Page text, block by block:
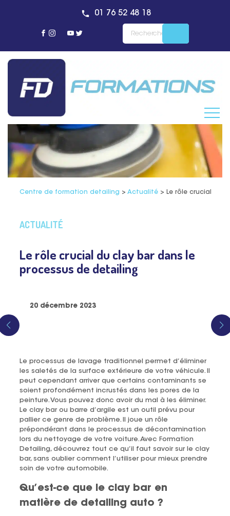
01 76 52 48 18
Centre de formation detailing > Actualité> Le rôle crucial du
ACTUALITÉ
Le rôle crucial du clay bar dans le
processus de detailing
20 décembre 2023
Le processus de lavage traditionnel permet d’éliminer
les saletés de la surface extérieure de votre véhicule. Il
peut cependant arriver que certains contaminants se
soient profondément incrustés dans les pores de la
peinture. Vous pouvez donc avoir du mal à les éliminer.
Le clay bar ou barre d’argile est un outil prévu pour
pallier ce genre de problème. Il joue un rôle
prépondérant dans le processus de décontamination
lors du nettoyage de votre voiture. Avec Formation
Detailing, découvrez tout ce qu’il faut savoir sur le clay
bar, sans oublier comment l’utiliser pour mieux prendre
soin de votre automobile.
Qu’est-ce que le clay bar en
matière de detailing auto ?